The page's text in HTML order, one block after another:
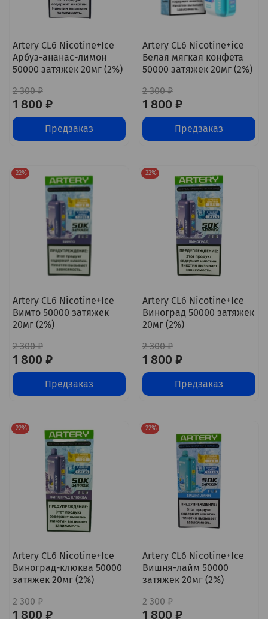
Artery CL6 Nicotine+Ice
Арбуз-ананас-лимон
50000 затяжек 20мг (2%)
2 300 ₽
1 800 ₽
Предзаказ
Artery CL6 Nicotine+ice
Белая мягкая конфета
50000 затяжек 20мг (2%)
2 300 ₽
1 800 ₽
Предзаказ
-22%
Artery CL6 Nicotine+Ice
Вимто 50000 затяжек
20мг (2%)
2 300 ₽
1 800 ₽
Предзаказ
-22%
Artery CL6 Nicotine+Ice
Виноград 50000 затяжек
20мг (2%)
2 300 ₽
1 800 ₽
Предзаказ
-22%
Artery CL6 Nicotine+Ice
Виноград-клюква 50000
затяжек 20мг (2%)
2 300 ₽
1 800 ₽
-22%
Artery CL6 Nicotine+Ice
Вишня-лайм 50000
затяжек 20мг (2%)
2 300 ₽
1 800 ₽